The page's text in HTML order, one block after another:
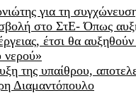
για τη
στο ΣτΕ- Όπως
έτσι θα
νερού»
της υπαίθρου,
Διαμαντόπουλο